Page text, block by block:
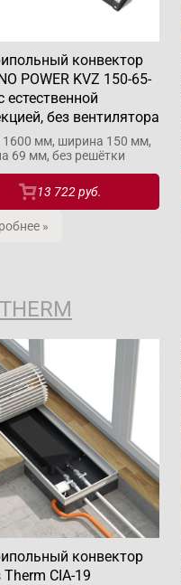
конвектор
POWER KVZ 150-65-
естественной
без вентилятора
мм, ширина 150 мм,
69 мм, без решётки
13 722 руб.
»
конвектор
Therm CIA-19